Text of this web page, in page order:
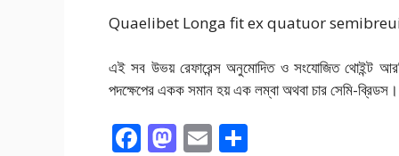
Quaelibet Longa fit ex quatuor
এই সব উভয় রেফারেন্স অনুমোদিত ও সংযোজিত
পদক্ষেপের একক সমান হয় এক লম্বা অথবা চার সেমি-
F M E